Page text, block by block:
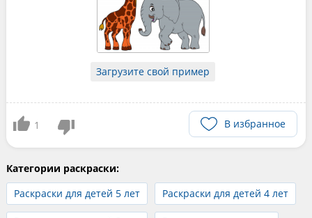
Загрузите свой пример
1 В избранное
Категории раскраски:
Раскраски для детей 5 лет
Раскраски для детей 4 лет